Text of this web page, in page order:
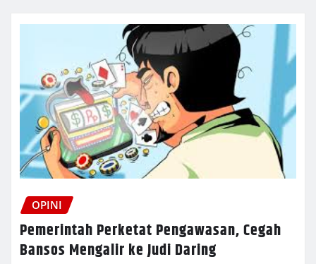
OPINI
Pemerintah Perketat Pengawasan, Cegah
Bansos Mengalir ke Judi Daring